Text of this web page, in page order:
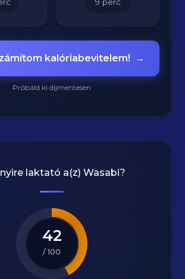
kalóriabevitelem! →
Próbáld ki díjmentesen
laktató a(z) Wasabi?
42
/ 100